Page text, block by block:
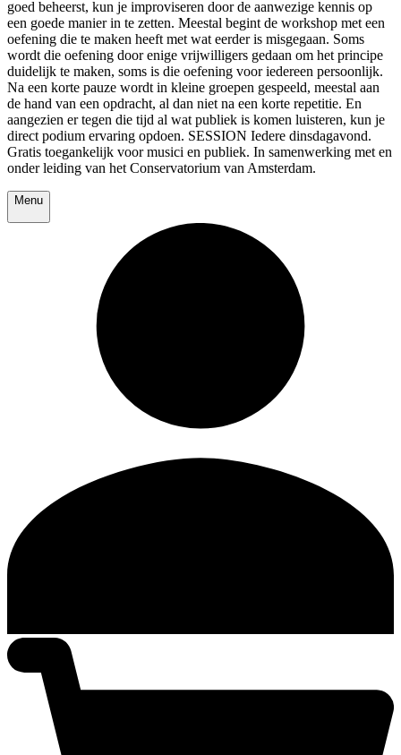
goed beheerst, kun je improviseren door de aanwezige kennis op
een goede manier in te zetten. Meestal begint de workshop met een
oefening die te maken heeft met wat eerder is misgegaan. Soms
wordt die oefening door enige vrijwilligers gedaan om het principe
duidelijk te maken, soms is die oefening voor iedereen persoonlijk.
Na een korte pauze wordt in kleine groepen gespeeld, meestal aan
de hand van een opdracht, al dan niet na een korte repetitie. En
aangezien er tegen die tijd al wat publiek is komen luisteren, kun je
direct podium ervaring opdoen. SESSION Iedere dinsdagavond.
Gratis toegankelijk voor musici en publiek. In samenwerking met en
onder leiding van het Conservatorium van Amsterdam.
Menu